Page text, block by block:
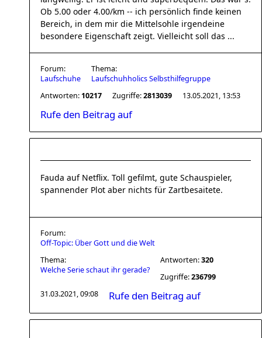
Ob 5.00 oder 4.00/km -- ich persönlich finde keinen
Bereich, in dem mir die Mittelsohle irgendeine
besondere Eigenschaft zeigt. Vielleicht soll das ...
Forum:
Laufschuhe
Thema:
Laufschuhholics Selbsthilfegruppe
Antworten: 10217 Zugriffe:2813039 13.05.2021, 13:53
Rufe den Beitrag auf
Fauda auf Netflix. Toll gefilmt, gute Schauspieler,
spannender Plot aber nichts für Zartbesaitete.
Forum:
Off-Topic: Über Gott und die Welt
Thema:
Welche Serie schaut ihr gerade?
Antworten:320
Zugriffe:236799
31.03.2021, 09:08
Rufe den Beitrag auf